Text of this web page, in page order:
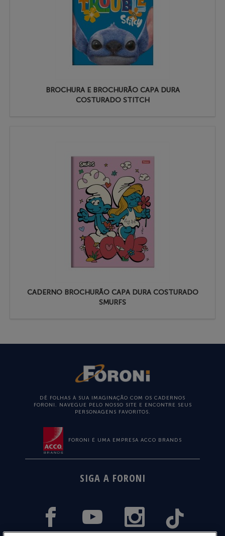
BROCHURA E BROCHURÃO CAPA DURA
COSTURADO STITCH
CADERNO BROCHURÃO CAPA DURA COSTURADO
SMURFS
DÊ FOLHAS À SUA IMAGINAÇÃO COM OS CADERNOS
FORONI. NAVEGUE PELO NOSSO SITE E ENCONTRE SEUS
PERSONAGENS FAVORITOS.
FORONI É UMA EMPRESA ACCO BRANDS
SIGA A FORONI